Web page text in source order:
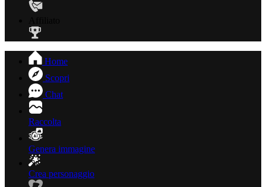
Home
Scopri
Chat
Raccolta
Genera immagine
Crea personaggio